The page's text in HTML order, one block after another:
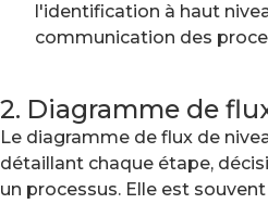
l'identification à haut
communication des
2. Diagramme de
Le diagramme de flux de
détaillant chaque étape,
un processus. Elle est